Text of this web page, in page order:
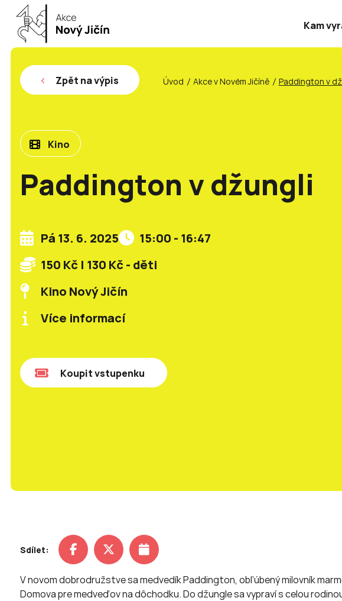
Kam
Zpět na výpis Úvod Akce v Novém Jičíně Paddington v
Kino
Paddington v džungli
Pá 13. 6. 2025
15:00 - 16:47
150 Kč | 130 Kč - děti
Kino Nový Jičín
Více informací
Koupit vstupenku
Sdílet:
V novom dobrodružstve sa medvedík Paddington, obľúbený milovník
Domova pre medveďov na dôchodku. Do džungle sa vypraví s celou